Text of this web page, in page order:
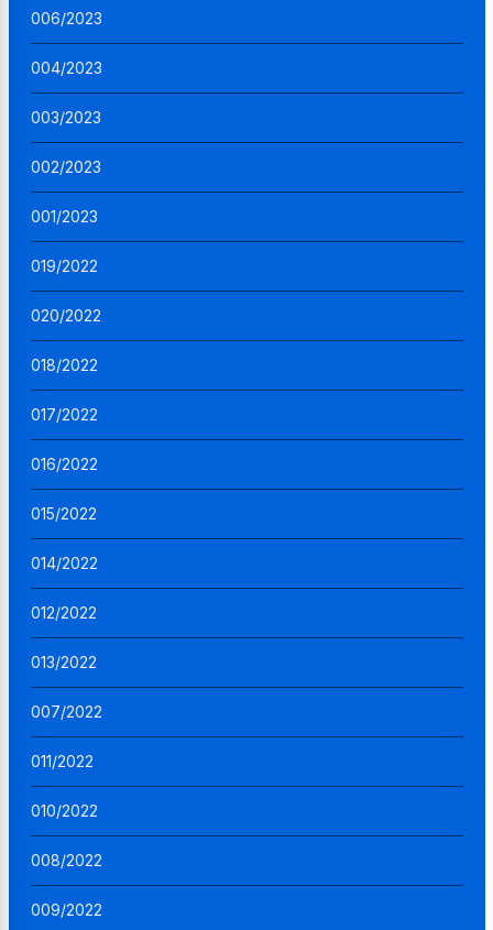
006/2023
004/2023
003/2023
002/2023
001/2023
019/2022
020/2022
018/2022
017/2022
016/2022
015/2022
014/2022
012/2022
013/2022
007/2022
011/2022
010/2022
008/2022
009/2022